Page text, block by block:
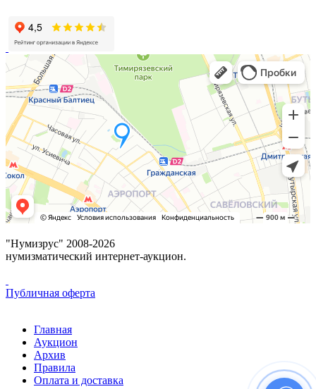
"Нумизрус" 2008-2026
нумизматический интернет-аукцион.
Публичная оферта
Главная
Аукцион
Архив
Правила
Оплата и доставка